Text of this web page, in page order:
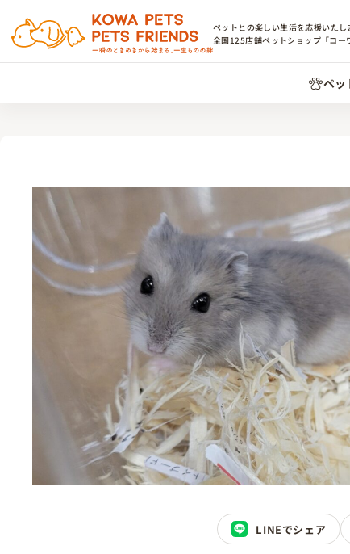
ペットとの楽しい生活を応援いたし
全国125店舗ペットショップ「コー
ペッ
LINEでシェア